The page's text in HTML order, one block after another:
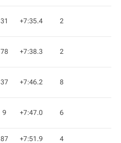
31 +7:35.4 2
78 +7:38.3 2
37 +7:46.2 8
9 +7:47.0 6
87 +7:51.9 4